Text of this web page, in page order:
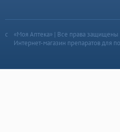
«Моя Аптека» | Все права защищены
Интернет-магазин препаратов для